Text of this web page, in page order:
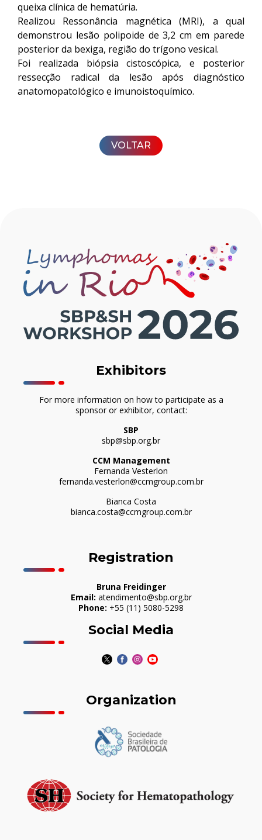
queixa clínica de hematúria.
Realizou Ressonância magnética (MRI), a qual
demonstrou lesão polipoide de 3,2 cm em parede
posterior da bexiga, região do trígono vesical.
Foi realizada biópsia cistoscópica, e posterior
ressecção radical da lesão após diagnóstico
anatomopatológico e imunoistoquímico.
VOLTAR
Exhibitors
For more information on how to participate as a
sponsor or exhibitor, contact:
SBP
sbp@sbp.org.br
CCM Management
Fernanda Vesterlon
fernanda.vesterlon@ccmgroup.com.br
Bianca Costa
bianca.costa@ccmgroup.com.br
Registration
Bruna Freidinger
Email: atendimento@sbp.org.br
Phone: +55 (11) 5080-5298
Social Media
Organization